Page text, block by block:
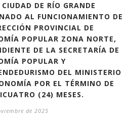
DE RÍO GRANDE
AL FUNCIONAMIENTO DE
PROVINCIAL DE
POPULAR ZONA NORTE,
DE LA SECRETARÍA DE
POPULAR Y
DEL MINISTERIO
POR EL TÉRMINO DE
(24) MESES.
de 2025